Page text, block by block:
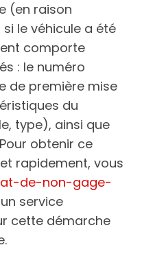
(en raison
le véhicule a été
comporte
: le numéro
de première mise
du
type), ainsi que
obtenir ce
rapidement, vous
de-non-gage-
service
cette démarche